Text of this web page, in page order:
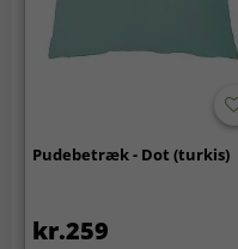
Pudebetræk - Dot (turkis)
kr.259